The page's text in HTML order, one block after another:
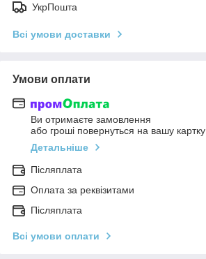
УкрПошта
Всі умови доставки
Умови оплати
Ви отримаєте замовлення
або гроші повернуться на вашу картку
Детальніше
Післяплата
Оплата за реквізитами
Післяплата
Всі умови оплати